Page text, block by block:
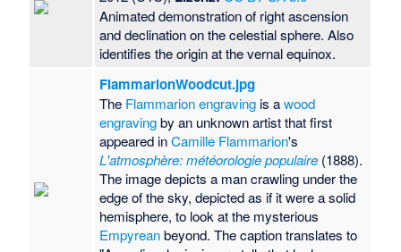
Animated demonstration of right ascension
and declination on the celestial sphere. Also
identifies the origin at the vernal equinox.
FlammarionWoodcut.jpg
The Flammarion engraving is awood
engravingby an unknown artist that first
appeared inCamille Flammarion's
L'atmosphère: météorologie populaire (1888).
The image depicts a man crawling under the
edge of the sky, depicted as if it were a solid
hemisphere, to look at the mysterious
Empyreanbeyond. The caption translates to